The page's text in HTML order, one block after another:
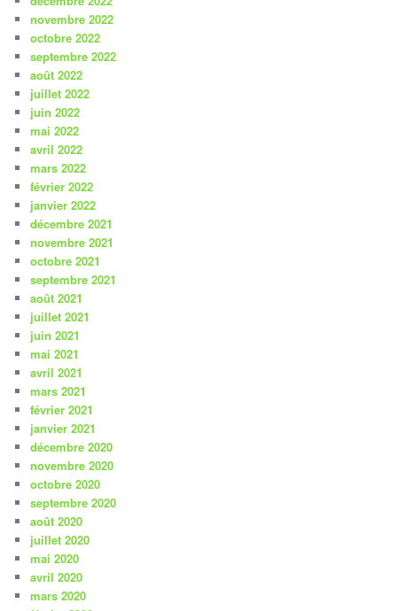
novembre 2022
octobre 2022
septembre 2022
août 2022
juillet 2022
juin 2022
mai 2022
avril 2022
mars 2022
février 2022
janvier 2022
décembre 2021
novembre 2021
octobre 2021
septembre 2021
août 2021
juillet 2021
juin 2021
mai 2021
avril 2021
mars 2021
février 2021
janvier 2021
décembre 2020
novembre 2020
octobre 2020
septembre 2020
août 2020
juillet 2020
mai 2020
avril 2020
mars 2020